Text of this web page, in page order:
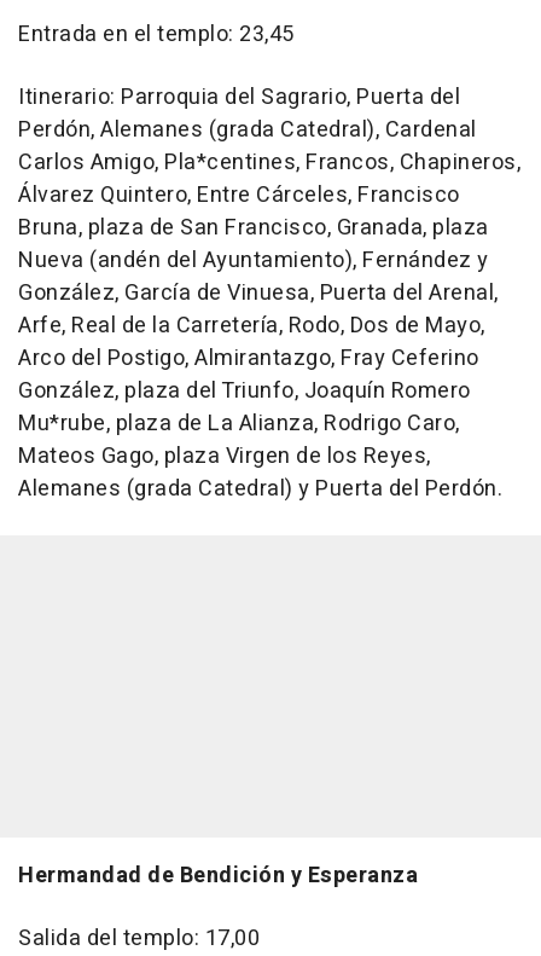
Entrada en el templo: 23,45
Itinerario: Parroquia del Sagrario, Puerta del
Perdón, Alemanes (grada Catedral), Cardenal
Carlos Amigo, Pla*centines, Francos, Chapineros,
Álvarez Quintero, Entre Cárceles, Francisco
Bruna, plaza de San Francisco, Granada, plaza
Nueva (andén del Ayuntamiento), Fernández y
González, García de Vinuesa, Puerta del Arenal,
Arfe, Real de la Carretería, Rodo, Dos de Mayo,
Arco del Postigo, Almirantazgo, Fray Ceferino
González, plaza del Triunfo, Joaquín Romero
Mu*rube, plaza de La Alianza, Rodrigo Caro,
Mateos Gago, plaza Virgen de los Reyes,
Alemanes (grada Catedral) y Puerta del Perdón.
Hermandad de Bendición y Esperanza
Salida del templo: 17,00